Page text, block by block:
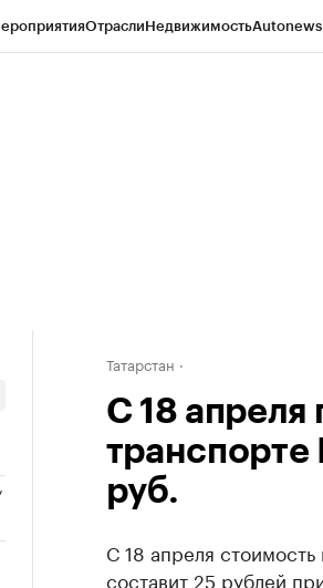
ОтраслиНедвижимостьAutonews
Татарстан
С 18
транспорте
руб.
С 18 апреля
составит 25 рублей